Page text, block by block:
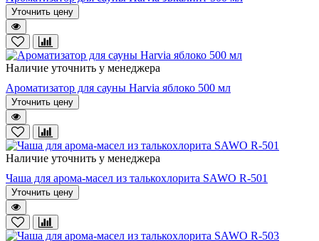
Уточнить цену
Наличие уточнить у менеджера
Ароматизатор для сауны Harvia яблоко 500 мл
Уточнить цену
Наличие уточнить у менеджера
Чаша для арома-масел из талькохлорита SAWO R-501
Уточнить цену